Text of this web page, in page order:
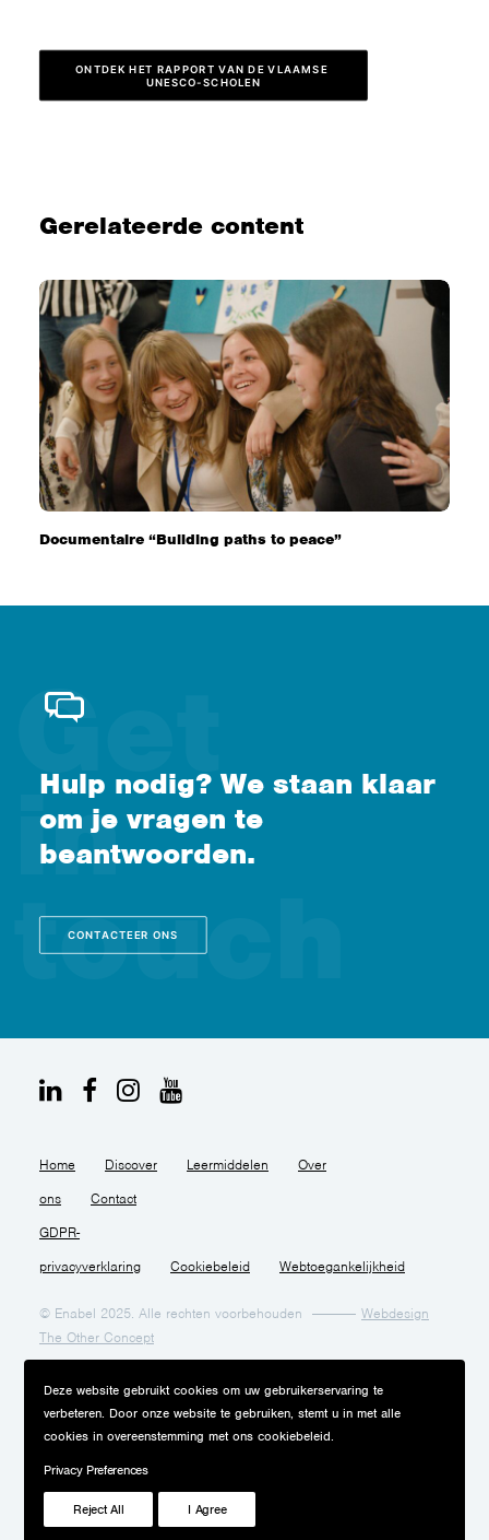
ONTDEK HET RAPPORT VAN DE VLAAMSE
UNESCO-SCHOLEN
Gerelateerde content
Documentaire “Building paths to peace”
Hulp nodig? We staan klaar
om je vragen te
beantwoorden.
CONTACTEER ONS
Home Discover Leermiddelen Over
ons Contact
GDPR-
privacyverklaring Cookiebeleid Webtoegankelijkheid
© Enabel 2025. Alle rechten voorbehouden
Webdesign
The Other Concept
Deze website gebruikt cookies om uw gebruikerservaring te
verbeteren. Door onze website te gebruiken, stemt u in met alle
cookies in overeenstemming met ons cookiebeleid.
Privacy Preferences
Reject All I Agree